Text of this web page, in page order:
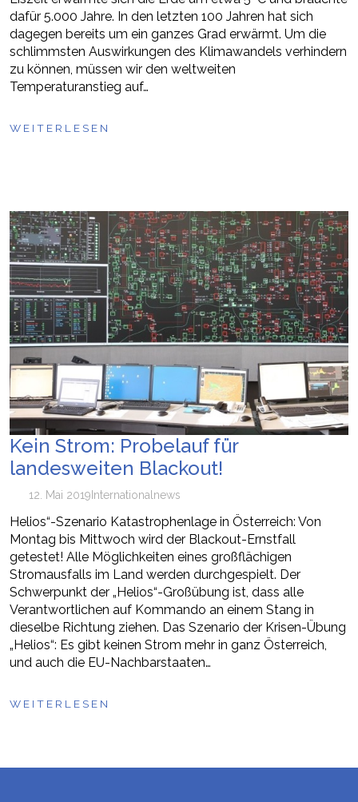
dafür 5.000 Jahre. In den letzten 100 Jahren hat sich
dagegen bereits um ein ganzes Grad erwärmt. Um die
schlimmsten Auswirkungen des Klimawandels verhindern
zu können, müssen wir den weltweiten
Temperaturanstieg auf…
WEITERLESEN
Kein Strom: Probelauf für
landesweiten Blackout!
12. Mai 2019 International news
Helios“-Szenario Katastrophenlage in Österreich: Von
Montag bis Mittwoch wird der Blackout-Ernstfall
getestet! Alle Möglichkeiten eines großflächigen
Stromausfalls im Land werden durchgespielt. Der
Schwerpunkt der „Helios“-Großübung ist, dass alle
Verantwortlichen auf Kommando an einem Stang in
dieselbe Richtung ziehen. Das Szenario der Krisen-Übung
„Helios“: Es gibt keinen Strom mehr in ganz Österreich,
und auch die EU-Nachbarstaaten…
WEITERLESEN